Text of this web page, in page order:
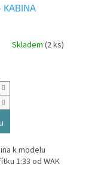
Skladem (2 ks)
k modelu
1:33 od WAK